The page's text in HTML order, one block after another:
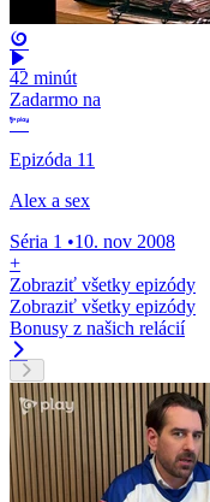
42 minút
Zadarmo na
Epizóda 11
Alex a sex
Séria 1 •10. nov 2008
+
Zobraziť všetky epizódy
Zobraziť všetky epizódy
Bonusy z našich relácií